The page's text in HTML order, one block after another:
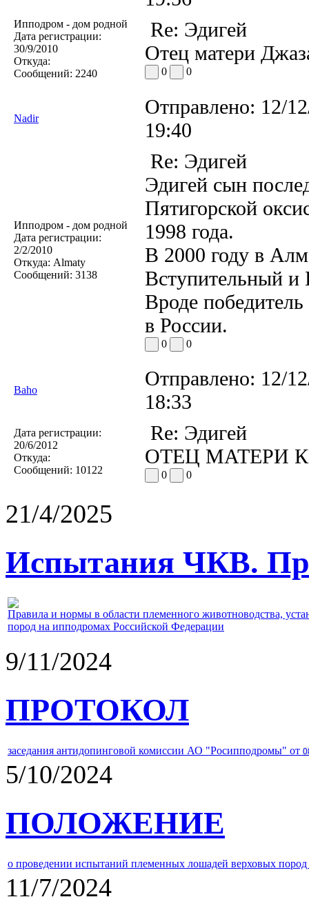
Ипподром - дом родной
Дата регистрации:
30/9/2010
Откуда:
Сообщений: 2240
Re: Эдигей
Отец матери
0 0
Nadir
Отправлено: 12/
19:40
Ипподром - дом родной
Дата регистрации:
2/2/2010
Откуда: Almaty
Сообщений: 3138
Re: Эдигей
Эдигей сын
Пятигорской
1998 года.
В 2000 году в
Вступительный и
Вроде
в России.
0 0
Baho
Отправлено: 12/
18:33
Дата регистрации:
20/6/2012
Откуда:
Сообщений: 10122
Re: Эдигей
ОТЕЦ МАТЕРИ
0 0
21/4/2025
Испытания ЧКВ.
Правила и нормы в области племенного животноводства,
пород на ипподромах Российской Федерации
9/11/2024
ПРОТОКОЛ
заседания антидопинговой комиссии АО "Росипподромы" от
5/10/2024
ПОЛОЖЕНИЕ
о проведении испытаний племенных лошадей верховых
11/7/2024